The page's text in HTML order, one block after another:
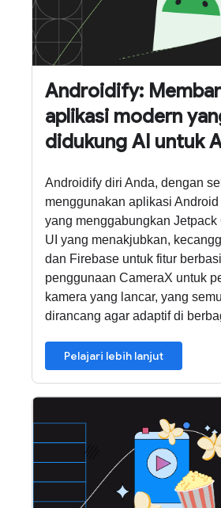
Androidify:
aplikasi modern
didukung AI untuk
Androidify diri Anda, dengan
menggunakan aplikasi
yang menggabungkan Jetpack
UI yang menakjubkan,
dan Firebase untuk fitur
penggunaan CameraX untuk
kamera yang lancar, yang
dirancang agar adaptif di
Pelajari lebih lanjut